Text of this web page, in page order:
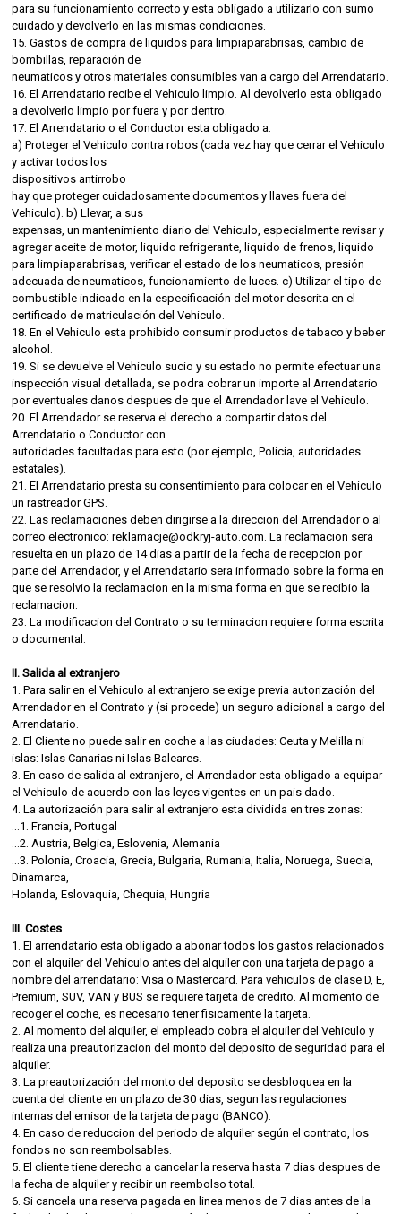
para su funcionamiento correcto y esta obligado a utilizarlo con sumo
cuidado y devolverlo en las mismas condiciones.
15. Gastos de compra de liquidos para limpiaparabrisas, cambio de
bombillas, reparación de
neumaticos y otros materiales consumibles van a cargo del Arrendatario.
16. El Arrendatario recibe el Vehiculo limpio. Al devolverlo esta obligado
a devolverlo limpio por fuera y por dentro.
17. El Arrendatario o el Conductor esta obligado a:
a) Proteger el Vehiculo contra robos (cada vez hay que cerrar el Vehiculo
y activar todos los
dispositivos antirrobo
hay que proteger cuidadosamente documentos y llaves fuera del
Vehiculo). b) Llevar, a sus
expensas, un mantenimiento diario del Vehiculo, especialmente revisar y
agregar aceite de motor, liquido refrigerante, liquido de frenos, liquido
para limpiaparabrisas, verificar el estado de los neumaticos, presión
adecuada de neumaticos, funcionamiento de luces. c) Utilizar el tipo de
combustible indicado en la especificación del motor descrita en el
certificado de matriculación del Vehiculo.
18. En el Vehiculo esta prohibido consumir productos de tabaco y beber
alcohol.
19. Si se devuelve el Vehiculo sucio y su estado no permite efectuar una
inspección visual detallada, se podra cobrar un importe al Arrendatario
por eventuales danos despues de que el Arrendador lave el Vehiculo.
20. El Arrendador se reserva el derecho a compartir datos del
Arrendatario o Conductor con
autoridades facultadas para esto (por ejemplo, Policia, autoridades
estatales).
21. El Arrendatario presta su consentimiento para colocar en el Vehiculo
un rastreador GPS.
22. Las reclamaciones deben dirigirse a la direccion del Arrendador o al
correo electronico: reklamacje@odkryj-auto.com. La reclamacion sera
resuelta en un plazo de 14 dias a partir de la fecha de recepcion por
parte del Arrendador, y el Arrendatario sera informado sobre la forma en
que se resolvio la reclamacion en la misma forma en que se recibio la
reclamacion.
23. La modificacion del Contrato o su terminacion requiere forma escrita
o documental.
II. Salida al extranjero
1. Para salir en el Vehiculo al extranjero se exige previa autorización del
Arrendador en el Contrato y (si procede) un seguro adicional a cargo del
Arrendatario.
2. El Cliente no puede salir en coche a las ciudades: Ceuta y Melilla ni
islas: Islas Canarias ni Islas Baleares.
3. En caso de salida al extranjero, el Arrendador esta obligado a equipar
el Vehiculo de acuerdo con las leyes vigentes en un pais dado.
4. La autorización para salir al extranjero esta dividida en tres zonas:
...1. Francia, Portugal
...2. Austria, Belgica, Eslovenia, Alemania
...3. Polonia, Croacia, Grecia, Bulgaria, Rumania, Italia, Noruega, Suecia,
Dinamarca,
Holanda, Eslovaquia, Chequia, Hungria
III. Costes
1. El arrendatario esta obligado a abonar todos los gastos relacionados
con el alquiler del Vehiculo antes del alquiler con una tarjeta de pago a
nombre del arrendatario: Visa o Mastercard. Para vehiculos de clase D, E,
Premium, SUV, VAN y BUS se requiere tarjeta de credito. Al momento de
recoger el coche, es necesario tener fisicamente la tarjeta.
2. Al momento del alquiler, el empleado cobra el alquiler del Vehiculo y
realiza una preautorizacion del monto del deposito de seguridad para el
alquiler.
3. La preautorización del monto del deposito se desbloquea en la
cuenta del cliente en un plazo de 30 dias, segun las regulaciones
internas del emisor de la tarjeta de pago (BANCO).
4. En caso de reduccion del periodo de alquiler según el contrato, los
fondos no son reembolsables.
5. El cliente tiene derecho a cancelar la reserva hasta 7 dias despues de
la fecha de alquiler y recibir un reembolso total.
6. Si cancela una reserva pagada en linea menos de 7 dias antes de la